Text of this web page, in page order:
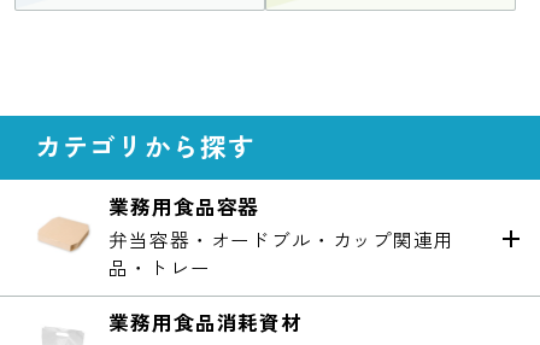
カテゴリから探す
業務用食品容器
弁当容器・オードブル・カップ関連用
品・トレー
業務用食品消耗資材